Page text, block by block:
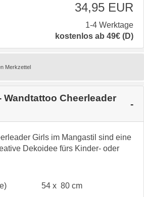
34,95 EUR
1-4 Werktage
kostenlos ab 49€ (D)
Wandtattoo Cheerleader
Girls im Mangastil sind eine
Dekoidee fürs Kinder- oder
54 x 80 cm